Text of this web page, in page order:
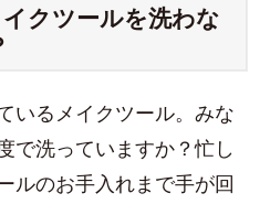
クツールを洗わな
いるメイクツール。みな
で洗っていますか？忙し
ルのお手入れまで手が回